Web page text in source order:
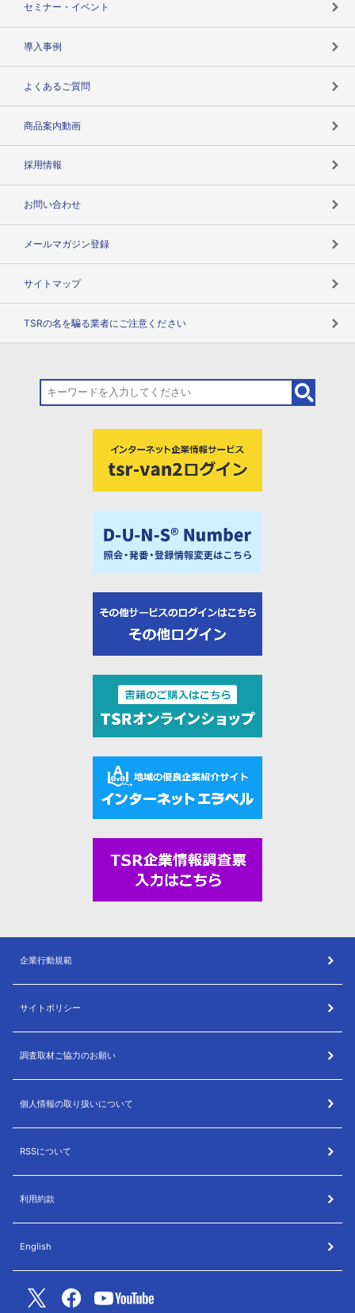
セミナー・イベント
導入事例
よくあるご質問
商品案内動画
採用情報
お問い合わせ
メールマガジン登録
サイトマップ
TSRの名を騙る業者にご注意ください
企業行動規範
サイトポリシー
調査取材ご協力のお願い
個人情報の取り扱いについて
RSSについて
利用約款
English